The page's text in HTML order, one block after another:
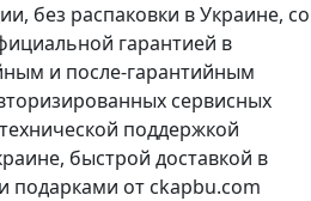
без распаковки в Украине, со
гарантией в
и после-гарантийным
сервисных
поддержкой
быстрой доставкой в
подарками от ckapbu.com